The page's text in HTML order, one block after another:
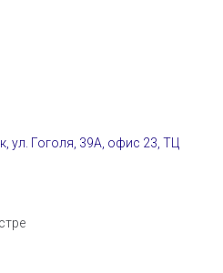
ул. Гоголя, 39А, офис 23, ТЦ